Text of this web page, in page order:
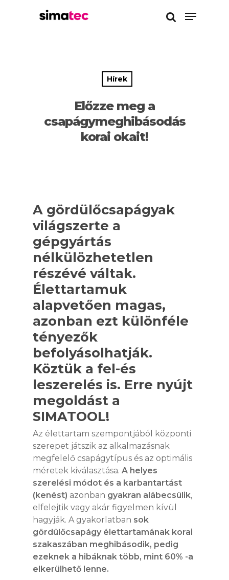
Hírek
Előzze meg a
csapágymeghibásodás
korai okait!
A gördülőcsapágyak
világszerte a
gépgyártás
nélkülözhetetlen
részévé váltak.
Élettartamuk
alapvetően magas,
azonban ezt különféle
tényezők
befolyásolhatják.
Köztük a fel-és
leszerelés is. Erre nyújt
megoldást a
SIMATOOL!
Az élettartam szempontjából központi
szerepet játszik az alkalmazásnak
megfelelő csapágytípus és az optimális
méretek kiválasztása.A helyes
szerelési módot és a karbantartást
(kenést) azonban gyakran alábecsülik,
elfelejtik vagy akár figyelmen kívül
hagyják. A gyakorlatban sok
gördülőcsapágy élettartamának korai
szakaszában meghibásodik, pedig
ezeknek a hibáknak több, mint 60% -a
elkerülhető lenne.